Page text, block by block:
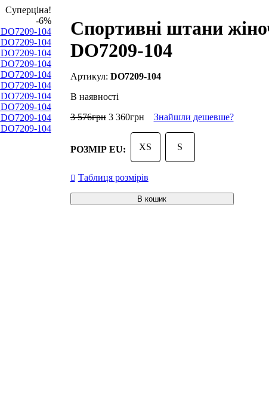
Суперціна!
-6%
Спортивні штани
DO7209-104
DO7209-104
В наявності
3 576грн 3 360грн Знайшли дешевше?
РОЗМІР EU: XS S
Таблиця розмірів
В кошик